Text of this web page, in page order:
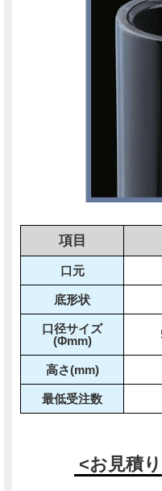
項目
口元
底形状
口径サイズ
(Φmm)
高さ(mm)
最低受注数
<お見積